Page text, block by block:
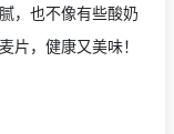
，也不像有些酸奶
片，健康又美味！